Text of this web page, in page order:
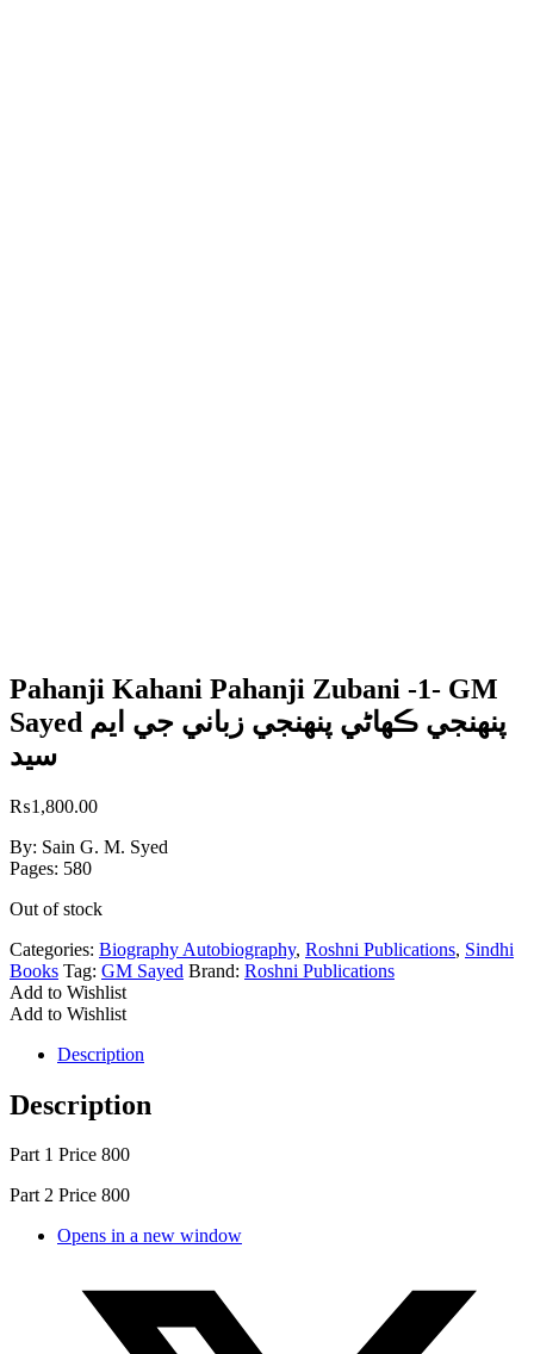
Pahanji Kahani Pahanji Zubani -1- GM
Sayed پنھنجي ڪھاڻي پنھنجي زباني جي ايم
سيد
₨1,800.00
By: Sain G. M. Syed
Pages: 580
Out of stock
Categories: Biography Autobiography, Roshni Publications, Sindhi
Books Tag: GM Sayed Brand: Roshni Publications
Add to Wishlist
Add to Wishlist
Description
Description
Part 1 Price 800
Part 2 Price 800
Opens in a new window